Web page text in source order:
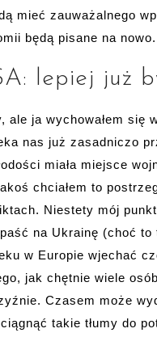
mieć zauważalnego
będą pisane na nowo.
lepiej już
ale ja wychowałem
nas już zasadniczo
miała miejsce
chciałem to
Niestety mój
na Ukrainę (choć
w Europie wjechać
jak chętnie wiele
Czasem może
takie tłumy do